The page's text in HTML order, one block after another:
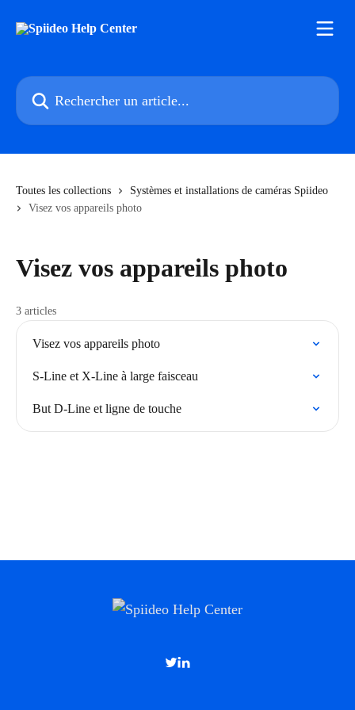
Rechercher un article...
Toutes les collections
Systèmes et installations de caméras Spiideo
Visez vos appareils photo
Visez vos appareils photo
3 articles
Visez vos appareils photo
S-Line et X-Line à large faisceau
But D-Line et ligne de touche